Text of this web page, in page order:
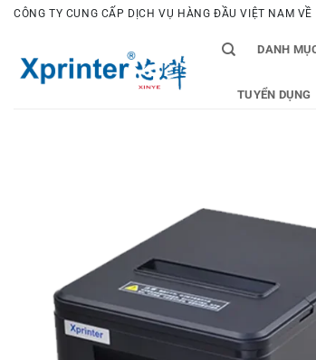
Bỏ
dung
CÔNG TY CUNG CẤP DỊCH VỤ HÀNG ĐẦU VIỆT NAM
DANH
TUYỂN DỤNG